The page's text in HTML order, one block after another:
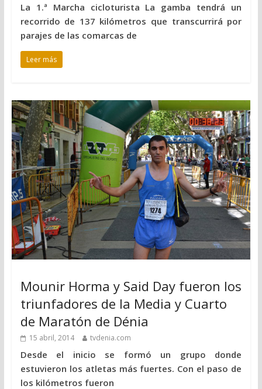
La 1.ª Marcha cicloturista La gamba tendrá un
recorrido de 137 kilómetros que transcurrirá por
parajes de las comarcas de
Leer más
Mounir Horma y Said Day fueron los
triunfadores de la Media y Cuarto
de Maratón de Dénia
15 abril, 2014 tvdenia.com
Desde el inicio se formó un grupo donde
estuvieron los atletas más fuertes. Con el paso de
los kilómetros fueron